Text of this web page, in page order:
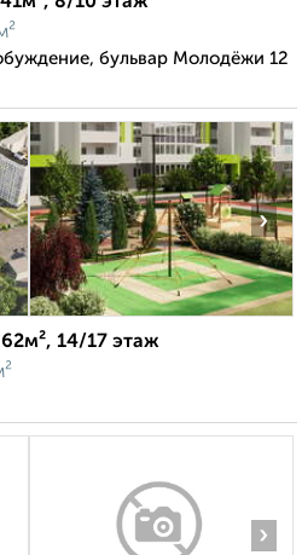
бульвар Молодёжи 12
›
14/17 этаж
›